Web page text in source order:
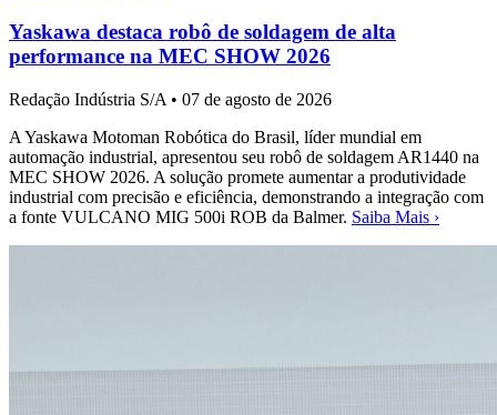
Yaskawa destaca robô de soldagem de alta
performance na MEC SHOW 2026
Redação Indústria S/A • 07 de agosto de 2026
A Yaskawa Motoman Robótica do Brasil, líder mundial em
automação industrial, apresentou seu robô de soldagem AR1440 na
MEC SHOW 2026. A solução promete aumentar a produtividade
industrial com precisão e eficiência, demonstrando a integração com
a fonte VULCANO MIG 500i ROB da Balmer. Saiba Mais ›